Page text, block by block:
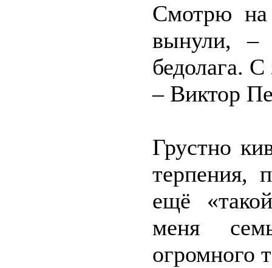
Смотрю на
вынули, –
бедолага.
– Виктор
Грустно
терпения,
ещё
меня
огромного